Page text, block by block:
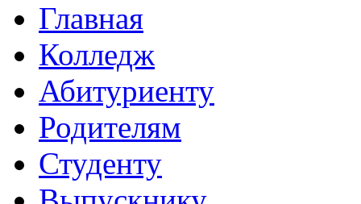
Главная
Колледж
Абитуриенту
Родителям
Студенту